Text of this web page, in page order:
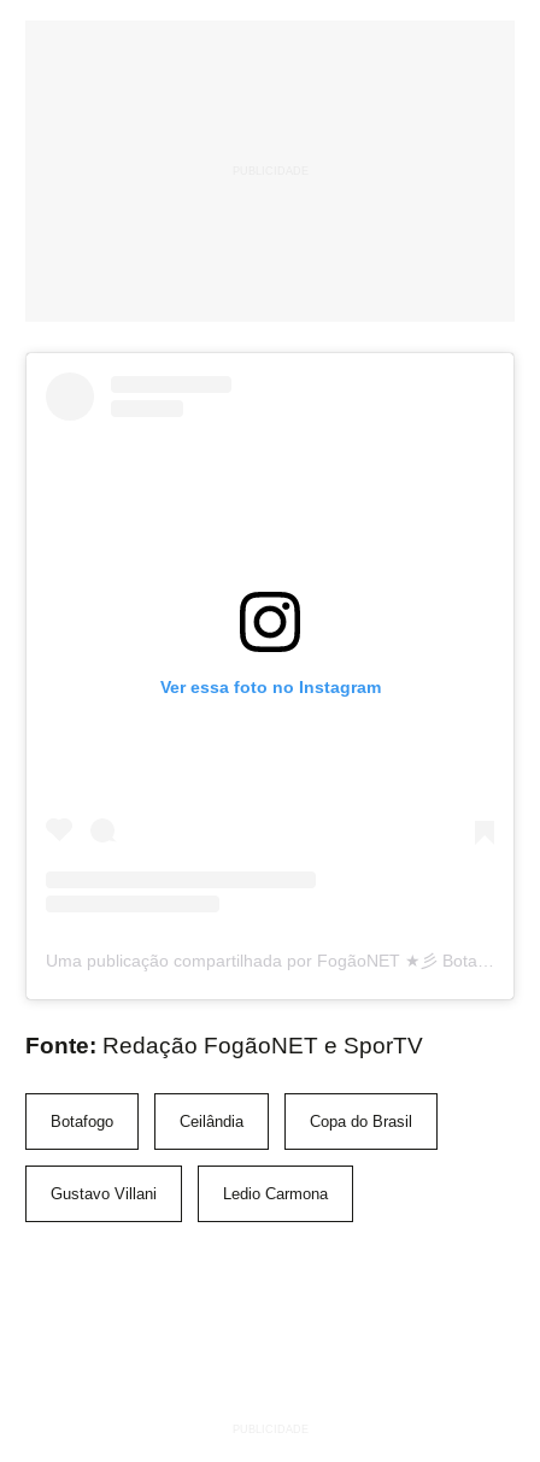
Ver essa foto no Instagram
Uma publicação compartilhada por FogãoNET ★彡 Botafogo FR 👨🏽‍💻🔥 (@fogaonet)
Fonte: Redação FogãoNET e SporTV
Botafogo Ceilândia Copa do Brasil
Gustavo Villani Ledio Carmona